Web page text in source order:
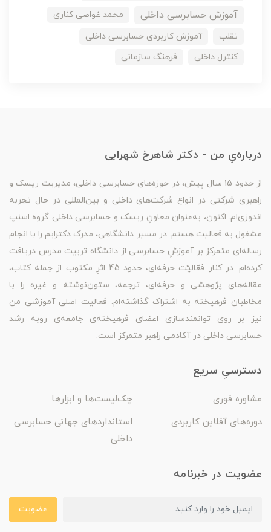
آموزش حسابرسی داخلی
محمد غواصی کناری
تقلب
آموزش کاربردی حسابرسی داخلی
کنترل داخلی
فرهنگ سازمانی
درباره‌یِ من - دکتر شاهرخ شهرابی
از حدود 15 سال پیش، در حوزه‌های حسابرسی داخلی، مدیریت ریسک و
راهبری شرکتی در انواع شرکت‌های داخلی و بین‌المللی در حال تجربه
اندوزی‌ام. اکنون، به‌عنوان معاونِ ریسک و حسابرسی داخلی گروه اسنپ
مشغول به فعالیت هستم. در مسیر دانشگاهی، مدرک دکترایم را با انجام
رساله‌ای متمرکز بر آموزشِ حسابرسی از دانشگاه تربیت مدرس دریافت
کرده‌ام. در کنار فعّالیّت حرفه‌ای، حدود 45 اثرِ مکتوب از جمله کتاب،
مقاله‌های پژوهشی و حرفه‌ای، ترجمه، ستون‌نوشته و غیره را با
مخاطبان فرهیخته به اشتراک گذاشته‌ام. فعالیت اصلی آموزشی من
نیز بر روی توانمندسازی اعضای فرهیخته‌ی جامعه‌ی روبه رشد
حسابرسی داخلی در آکادمی راهبر متمرکز است.
دسترسیِ سریع
مشاوره فوری
چک‌لیست‌ها و ابزارها
دوره‌های آفلاین کاربردی
استانداردهای جهانی حسابرسی
داخلی
عضویت در خبرنامه
عضویت